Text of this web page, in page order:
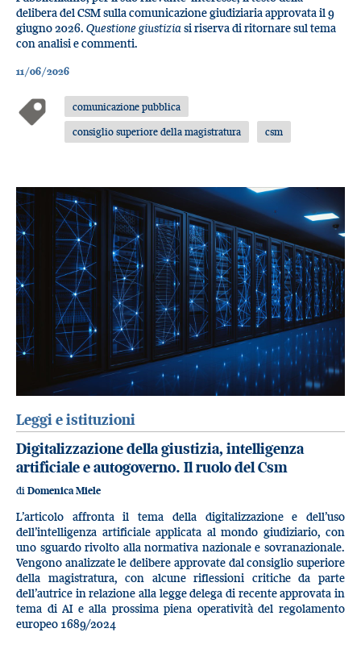
delibera del CSM sulla comunicazione giudiziaria approvata il 9
giugno 2026. Questione giustiziasi riserva di ritornare sul tema
con analisi e commenti.
11/06/2026
comunicazione pubblica
consiglio superiore della magistratura
csm
Leggi e istituzioni
Digitalizzazione della giustizia, intelligenza
artificiale e autogoverno. Il ruolo del Csm
di Domenica Miele
L’articolo affronta il tema della digitalizzazione e dell’uso
dell’intelligenza artificiale applicata al mondo giudiziario, con
uno sguardo rivolto alla normativa nazionale e sovranazionale.
Vengono analizzate le delibere approvate dal consiglio superiore
della magistratura, con alcune riflessioni critiche da parte
dell’autrice in relazione alla legge delega di recente approvata in
tema di AI e alla prossima piena operatività del regolamento
europeo 1689/2024